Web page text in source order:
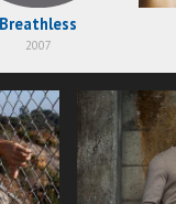
Breathless
2007